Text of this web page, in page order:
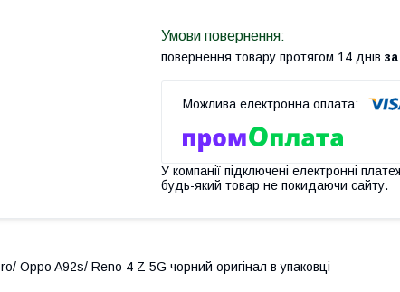
повернення товару протягом 14 днів
У компанії підключені електронні
будь-який товар не покидаючи сайту.
Oppo A92s/ Reno 4 Z 5G чорний оригінал в упаковці